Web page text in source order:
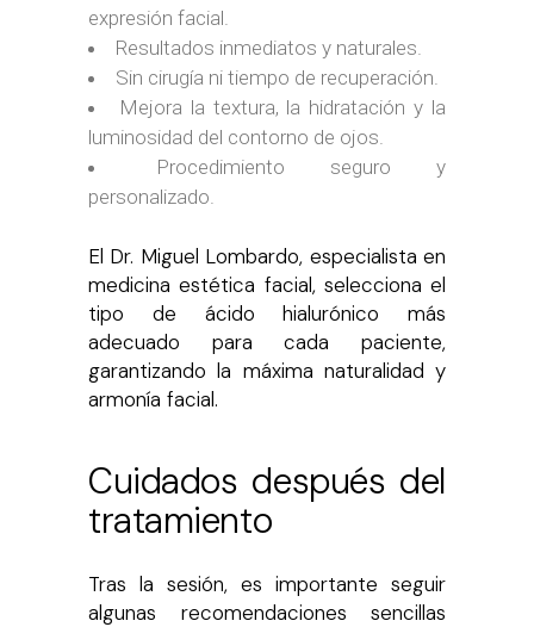
expresión facial.
Resultados inmediatos y naturales.
Sin cirugía ni tiempo de recuperación.
Mejora la textura, la hidratación y la
luminosidad del contorno de ojos.
Procedimiento seguro y
personalizado.
El Dr. Miguel Lombardo, especialista en
medicina estética facial, selecciona el
tipo de ácido hialurónico más
adecuado para cada paciente,
garantizando la máxima naturalidad y
armonía facial.
Cuidados después del
tratamiento
Tras la sesión, es importante seguir
algunas recomendaciones sencillas